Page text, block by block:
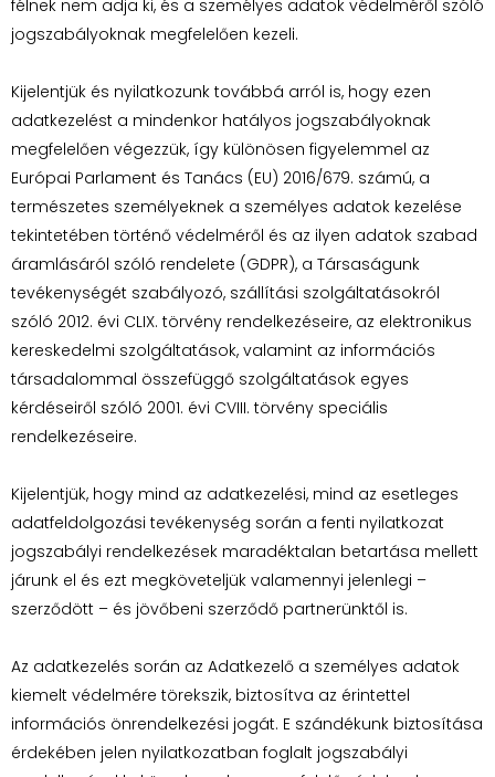
félnek nem adja ki, és a személyes adatok védelméről szóló
jogszabályoknak megfelelően kezeli.
Kijelentjük és nyilatkozunk továbbá arról is, hogy ezen
adatkezelést a mindenkor hatályos jogszabályoknak
megfelelően végezzük, így különösen figyelemmel az
Európai Parlament és Tanács (EU) 2016/679. számú, a
természetes személyeknek a személyes adatok kezelése
tekintetében történő védelméről és az ilyen adatok szabad
áramlásáról szóló rendelete (GDPR), a Társaságunk
tevékenységét szabályozó, szállítási szolgáltatásokról
szóló 2012. évi CLIX. törvény rendelkezéseire, az elektronikus
kereskedelmi szolgáltatások, valamint az információs
társadalommal összefüggő szolgáltatások egyes
kérdéseiről szóló 2001. évi CVIII. törvény speciális
rendelkezéseire.
Kijelentjük, hogy mind az adatkezelési, mind az esetleges
adatfeldolgozási tevékenység során a fenti nyilatkozat
jogszabályi rendelkezések maradéktalan betartása mellett
járunk el és ezt megköveteljük valamennyi jelenlegi –
szerződött – és jövőbeni szerződő partnerünktől is.
Az adatkezelés során az Adatkezelő a személyes adatok
kiemelt védelmére törekszik, biztosítva az érintettel
információs önrendelkezési jogát. E szándékunk biztosítása
érdekében jelen nyilatkozatban foglalt jogszabályi